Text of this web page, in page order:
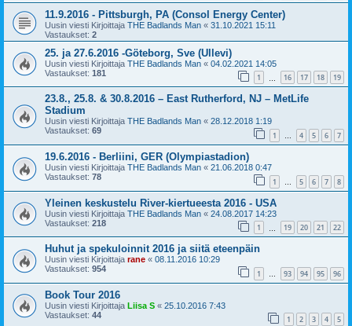
11.9.2016 - Pittsburgh, PA (Consol Energy Center)
Uusin viesti Kirjoittaja THE Badlands Man « 31.10.2021 15:11
Vastaukset: 2
25. ja 27.6.2016 -Göteborg, Sve (Ullevi)
Uusin viesti Kirjoittaja THE Badlands Man « 04.02.2021 14:05
Vastaukset: 181 1 16 17 18 19
23.8., 25.8. & 30.8.2016 – East Rutherford, NJ – MetLife
Stadium
Uusin viesti Kirjoittaja THE Badlands Man « 28.12.2018 1:19
Vastaukset: 69 1 … 4 5 6 7
19.6.2016 - Berliini, GER (Olympiastadion)
Uusin viesti Kirjoittaja THE Badlands Man « 21.06.2018 0:47
Vastaukset: 78 1 … 5 6 7 8
Yleinen keskustelu River-kiertueesta 2016 - USA
Uusin viesti Kirjoittaja THE Badlands Man « 24.08.2017 14:23
Vastaukset: 218 1 19 20 21 22
Huhut ja spekuloinnit 2016 ja siitä eteenpäin
Uusin viesti Kirjoittaja rane « 08.11.2016 10:29
Vastaukset: 954 1 … 93 94 95 96
Book Tour 2016
Uusin viesti Kirjoittaja Liisa S « 25.10.2016 7:43
Vastaukset: 44 1 2 3 4 5